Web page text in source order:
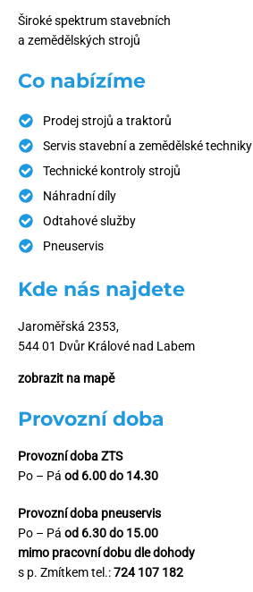
Široké spektrum stavebních
a zemědělských strojů
Co nabízíme
Prodej strojů a traktorů
Servis stavební a zemědělské techniky
Technické kontroly strojů
Náhradní díly
Odtahové služby
Pneuservis
Kde nás najdete
Jaroměřská 2353,
544 01 Dvůr Králové nad Labem
zobrazit na mapě
Provozní doba
Provozní doba ZTS
Po – Pá od 6.00 do 14.30
Provozní doba pneuservis
Po – Pá od 6.30 do 15.00
mimo pracovní dobu dle dohody
s p. Zmítkem tel.:724 107 182